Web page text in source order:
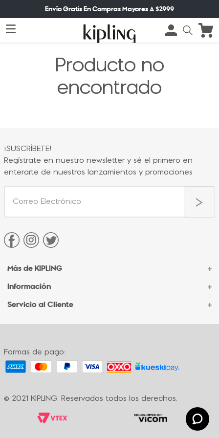
Envío Gratis En Compras Mayores A $2999
Producto no
encontrado
¡SUSCRÍBETE!
Regístrate en nuestro newsletter y sé el primero en
enterarte de nuestros lanzamientos y promociones
Más de KIPLING +
Acerca de Kipling
Sucursales
Información +
Contacto Corporativo
Formas de pago
Servicio al Cliente +
Contacto
Políticas de cambio
Términos y condiciones
Formas de pago:
© 2021 KIPLING. Reservados todos los derechos.